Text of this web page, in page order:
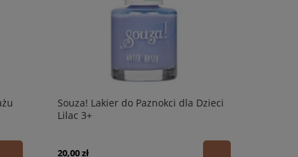
Souza! Lakier do Paznokci dla Dzieci
Lilac 3+
20,00 zł